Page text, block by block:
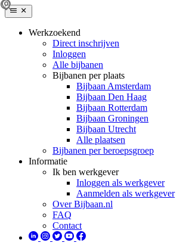
Werkzoekend
Direct inschrijven
Inloggen
Alle bijbanen
Bijbanen per plaats
Bijbaan Amsterdam
Bijbaan Den Haag
Bijbaan Rotterdam
Bijbaan Groningen
Bijbaan Utrecht
Alle plaatsen
Bijbanen per beroepsgroep
Informatie
Ik ben werkgever
Inloggen als werkgever
Aanmelden als werkgever
Over Bijbaan.nl
FAQ
Contact